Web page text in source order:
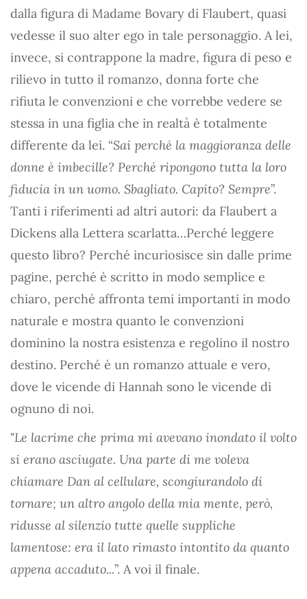
dalla figura di Madame Bovary di Flaubert, quasi
vedesse il suo alter ego in tale personaggio. A lei,
invece, si contrappone la madre, figura di peso e
rilievo in tutto il romanzo, donna forte che
rifiuta le convenzioni e che vorrebbe vedere se
stessa in una figlia che in realtà è totalmente
differente da lei. “Sai perché la maggioranza delle
donne è imbecille? Perché ripongono tutta la loro
fiducia in un uomo. Sbagliato. Capito? Sempre”.
Tanti i riferimenti ad altri autori: da Flaubert a
Dickens alla Lettera scarlatta…Perché leggere
questo libro? Perché incuriosisce sin dalle prime
pagine, perché è scritto in modo semplice e
chiaro, perché affronta temi importanti in modo
naturale e mostra quanto le convenzioni
dominino la nostra esistenza e regolino il nostro
destino. Perché è un romanzo attuale e vero,
dove le vicende di Hannah sono le vicende di
ognuno di noi.
"Le lacrime che prima mi avevano inondato il volto
si erano asciugate. Una parte di me voleva
chiamare Dan al cellulare, scongiurandolo di
tornare; un altro angolo della mia mente, però,
ridusse al silenzio tutte quelle suppliche
lamentose: era il lato rimasto intontito da quanto
appena accaduto...”. A voi il finale.